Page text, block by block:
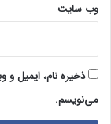
وب‌ سایت
ذخیره نام، ایمیل و
می‌نویسم.